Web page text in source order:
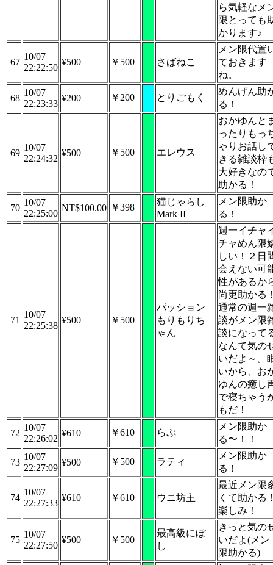
ら気軽なメ
限とっても
かります♪
67
10/07
22:22:50
¥500 ￥500 さばねこ
メン限代置
ておきます
ね。
68
10/07
22:23:33
¥200 ￥200 とりごもく
めんげん助
る！
69
10/07
22:24:32
¥500 ￥500 エレウス
おかゆんと
ったりもっ
ゃりお話し
きる雑談枠
大好きなの
助かる！
70
10/07
22:25:00
NT$100.00 ￥398
猫じゃらし
Mark II
メン限助か
る！
71
10/07
22:25:38
¥500 ￥500
パッション
もりもりち
ゃん
週一イチャ
チャめん限
しい！２日
会えない可
性があるか
尚更助かる
通常の週一
談がメン限
談になって
なんて気の
いだよ～。
いから、お
ゆんの癒し
で寝ちゃう
もだ！
72
10/07
22:26:02
¥610 ￥610 らぷ
メン限助か
る〜！！
73
10/07
22:27:09
¥500 ￥500 ラティ
メン限助か
る！
74
10/07
22:27:33
¥610 ￥610 ウニ坊主
最近メン限
くて助かる
楽しみ！
75
10/07
22:27:50
¥500 ￥500
最高級にぼ
し
きっと気の
いだよ(メン
限助かる)